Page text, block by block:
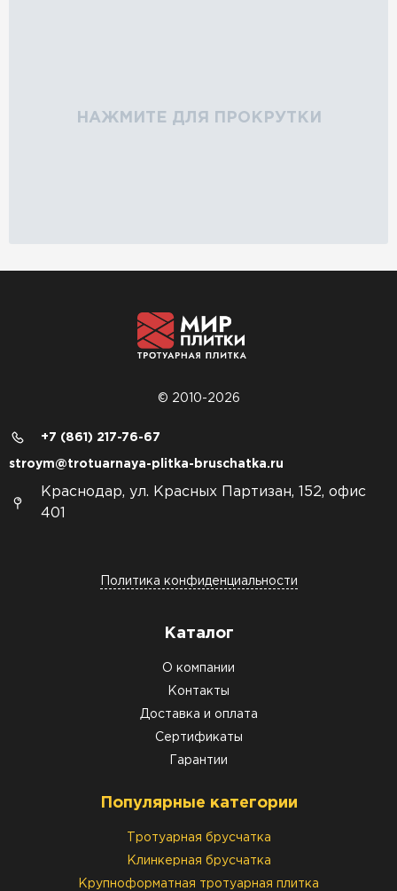
НАЖМИТЕ ДЛЯ ПРОКРУТКИ
© 2010-2026
+7 (861) 217-76-67
stroym@trotuarnaya-plitka-bruschatka.ru
Краснодар, ул. Красных Партизан, 152, офис
401
Политика конфиденциальности
Каталог
О компании
Контакты
Доставка и оплата
Сертификаты
Гарантии
Популярные категории
Тротуарная брусчатка
Клинкерная брусчатка
Крупноформатная тротуарная плитка